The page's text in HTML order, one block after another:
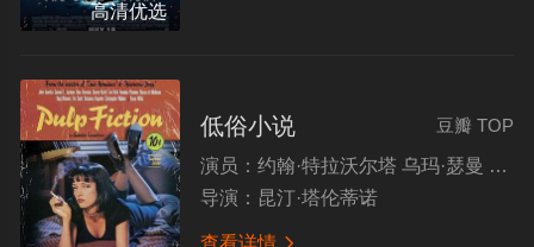
高清优选
豆瓣 TOP
低俗小说
演员： 约翰·特拉沃尔塔 乌玛·瑟曼 阿曼达·普拉莫 蒂姆·罗斯
导演： 昆汀·塔伦蒂诺